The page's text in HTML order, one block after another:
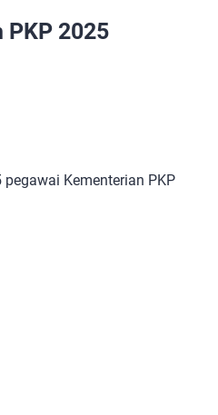
PKP 2025
Kementerian PKP